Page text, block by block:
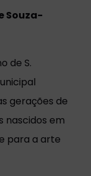
Souza-
de S.
gerações de
nascidos em
para a arte